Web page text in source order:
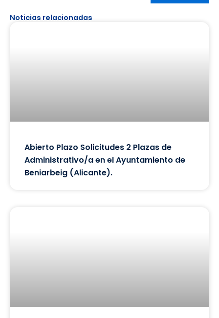
Noticias relacionadas
Abierto Plazo Solicitudes 2 Plazas de
Administrativo/a en el Ayuntamiento de
Beniarbeig (Alicante).